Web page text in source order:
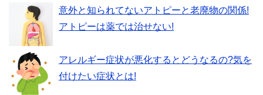
意外と知られてないアトピーと老廃物の関係!
アトピーは薬では治せない!
アレルギー症状が悪化するとどうなるの?気を
付けたい症状とは!